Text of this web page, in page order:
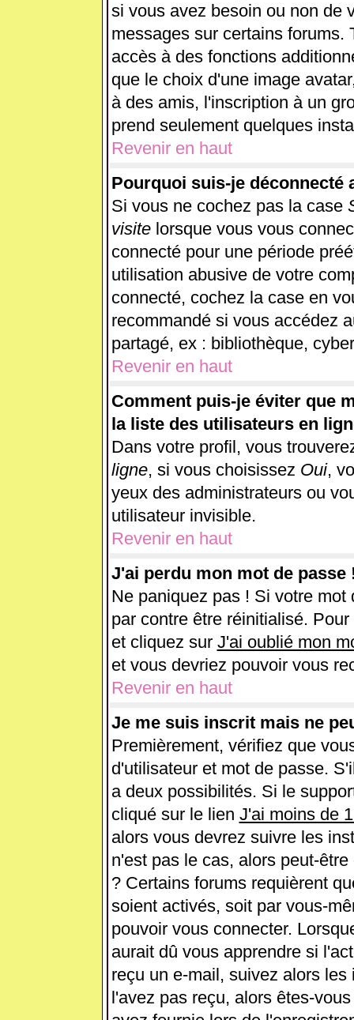
si vous avez besoin ou non de
messages sur certains forums.
accès à des fonctions
que le choix d'une image
à des amis, l'inscription à un
prend seulement quelques
Revenir en haut
Pourquoi suis-je déconnecté
Si vous ne cochez pas la case
visitelorsque vous vous
connecté pour une période
utilisation abusive de votre
connecté, cochez la case en
recommandé si vous accédez
partagé, ex : bibliothèque,
Revenir en haut
Comment puis-je éviter que
la liste des utilisateurs en
Dans votre profil, vous
ligne, si vous choisissez Oui,
yeux des administrateurs ou
utilisateur invisible.
Revenir en haut
J'ai perdu mon mot de passe
Ne paniquez pas ! Si votre
par contre être réinitialisé.
et cliquez sur J'ai oublié mon
et vous devriez pouvoir vous
Revenir en haut
Je me suis inscrit mais ne
Premièrement, vérifiez que
d'utilisateur et mot de passe.
a deux possibilités. Si le
cliqué sur le lien J'ai moins de
alors vous devrez suivre les
n'est pas le cas, alors peut-
? Certains forums requièrent
soient activés, soit par vous-
pouvoir vous connecter.
aurait dû vous apprendre si
reçu un e-mail, suivez alors
l'avez pas reçu, alors êtes-